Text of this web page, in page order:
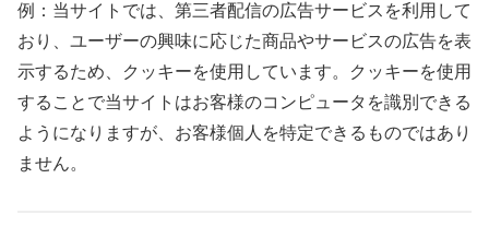
例：当サイトでは、第三者配信の広告サービスを利用して
おり、ユーザーの興味に応じた商品やサービスの広告を表
示するため、クッキーを使用しています。クッキーを使用
することで当サイトはお客様のコンピュータを識別できる
ようになりますが、お客様個人を特定できるものではあり
ません。